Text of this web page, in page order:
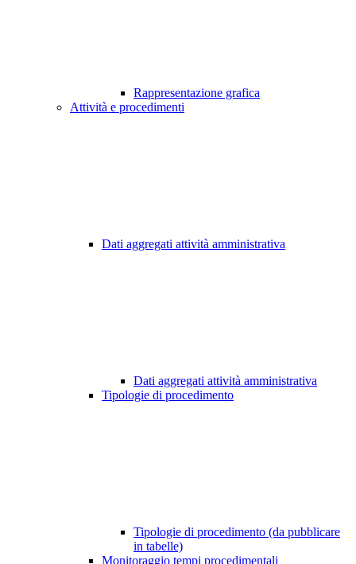
Rappresentazione grafica
Attività e procedimenti
Dati aggregati attività amministrativa
Dati aggregati attività amministrativa
Tipologie di procedimento
Tipologie di procedimento (da pubblicare
in tabelle)
Monitoraggio tempi procedimentali